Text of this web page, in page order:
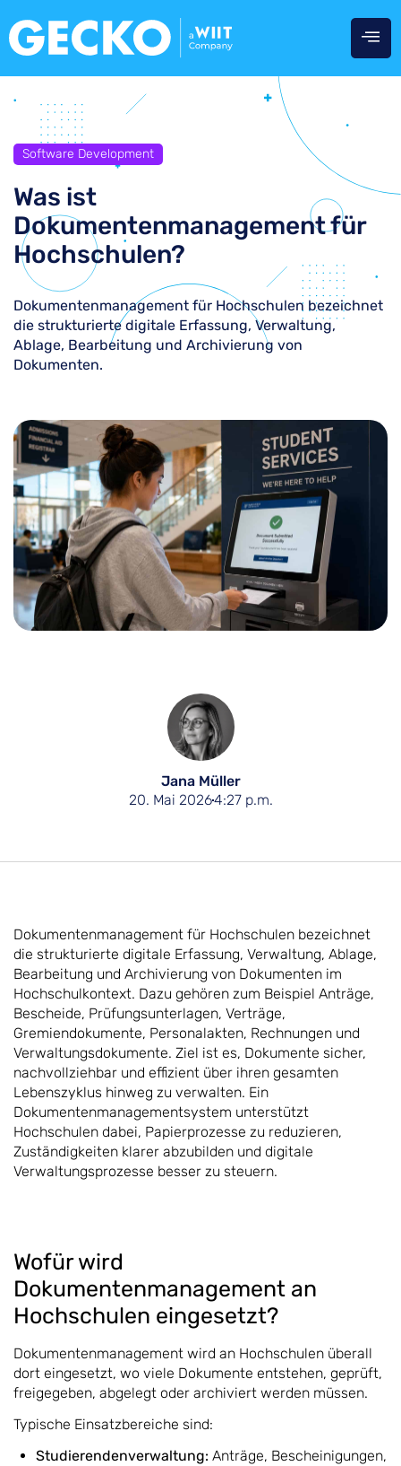
Software Development
Was ist
Dokumentenmanagement für
Hochschulen?
Dokumentenmanagement für Hochschulen bezeichnet
die strukturierte digitale Erfassung, Verwaltung,
Ablage, Bearbeitung und Archivierung von
Dokumenten.
Jana Müller
20. Mai 20264:27 p.m.
Dokumentenmanagement für Hochschulen bezeichnet
die strukturierte digitale Erfassung, Verwaltung, Ablage,
Bearbeitung und Archivierung von Dokumenten im
Hochschulkontext. Dazu gehören zum Beispiel Anträge,
Bescheide, Prüfungsunterlagen, Verträge,
Gremiendokumente, Personalakten, Rechnungen und
Verwaltungsdokumente. Ziel ist es, Dokumente sicher,
nachvollziehbar und effizient über ihren gesamten
Lebenszyklus hinweg zu verwalten. Ein
Dokumentenmanagementsystem unterstützt
Hochschulen dabei, Papierprozesse zu reduzieren,
Zuständigkeiten klarer abzubilden und digitale
Verwaltungsprozesse besser zu steuern.
Wofür wird
Dokumentenmanagement an
Hochschulen eingesetzt?
Dokumentenmanagement wird an Hochschulen überall
dort eingesetzt, wo viele Dokumente entstehen, geprüft,
freigegeben, abgelegt oder archiviert werden müssen.
Typische Einsatzbereiche sind:
Studierendenverwaltung: Anträge, Bescheinigungen,